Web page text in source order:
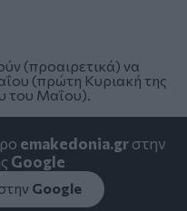
(προαιρετικά) να
(πρώτη Κυριακή της
του Μαΐου).
emakedonia.grστην
Google
Google